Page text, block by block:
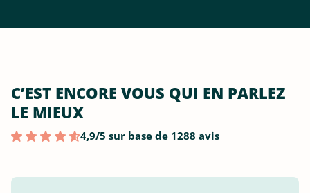
C’EST ENCORE VOUS QUI EN PARLEZ
LE MIEUX
4,9/5 sur base de 1288 avis